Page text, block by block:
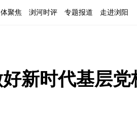
聚焦 浏河时评 专题报道 走进浏阳
新时代基层党